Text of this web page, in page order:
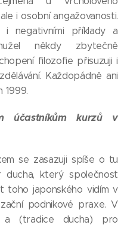
i osobní angažovanosti.
negativními příklady a
někdy zbytečně
filozofie přisuzuji i
Každopádně ani
1999.
účastníkům kurzů v
se zasazuji spíše o tu
ducha, který společnost
toho japonského vidím v
podnikové praxe. V
a (tradice ducha) pro